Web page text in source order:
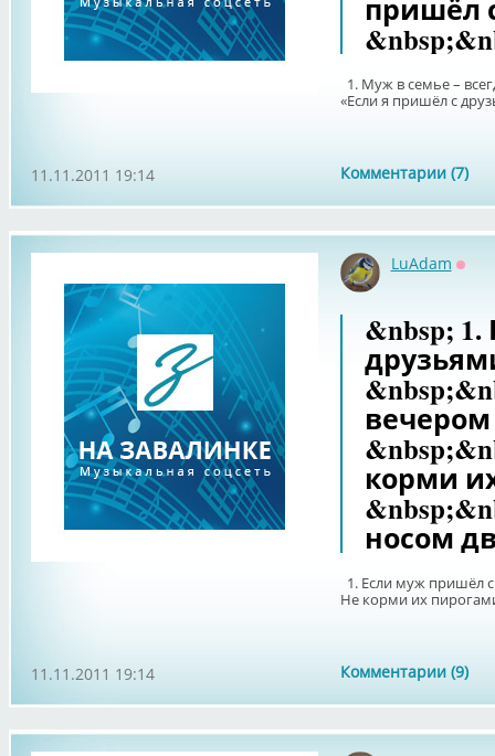
пришёл
1. Муж в семье –
«Если я пришёл с
Комментарии (7)
11.11.2011 19:14
LuAdam
&nbsp;
корми
носом
1. Если муж
Не корми их
Комментарии (9)
11.11.2011 19:14